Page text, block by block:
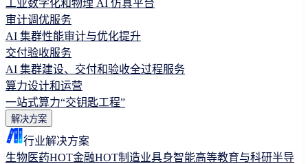
工业数字化和物理 AI 仿真平台
审计调优服务
AI 集群性能审计与优化提升
交付验收服务
AI 集群建设、交付和验收全过程服务
算力设计和运营
一站式算力“交钥匙工程”
解决方案
行业解决方案
生物医药HOT金融HOT制造业具身智能高等教育与科研半导